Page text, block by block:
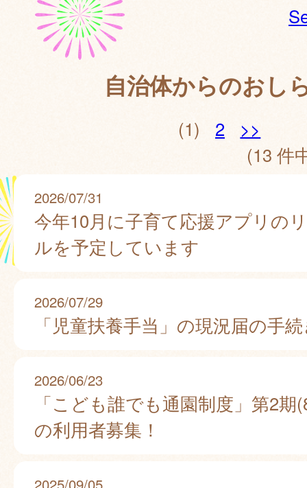
自治体からのおし
(1) 2
>>
(13 件
2026/07/31
今年10月に子育て応援アプリの
ルを予定しています
2026/07/29
「児童扶養手当」の現況届の手
2026/06/23
「こども誰でも通園制度」第2期
の利用者募集！
2025/09/05